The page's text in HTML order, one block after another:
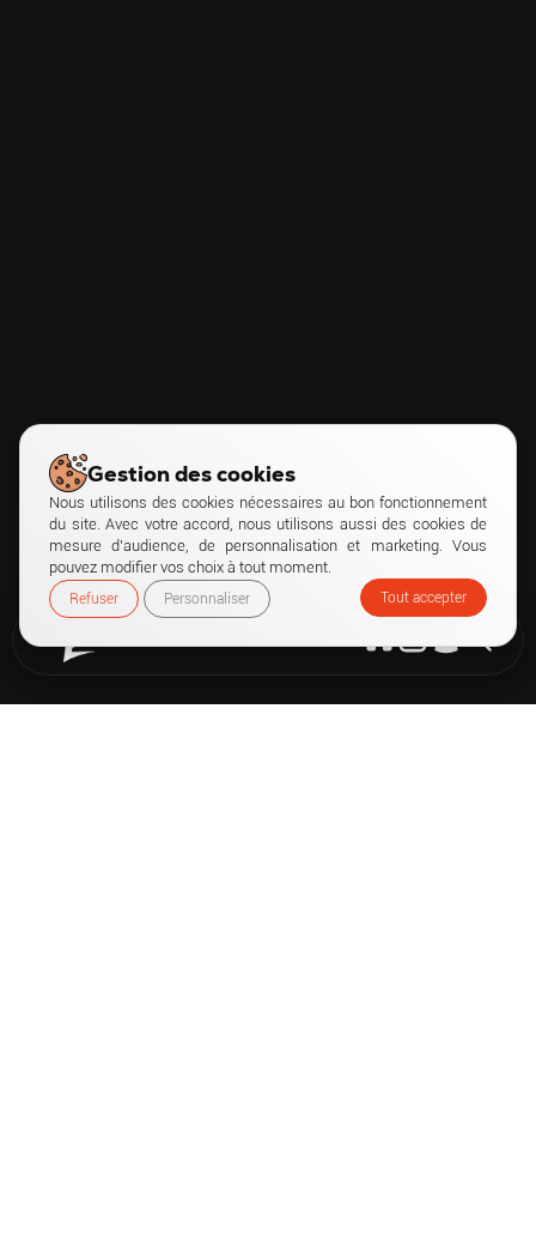
Gestion des cookies
Nous utilisons des cookies nécessaires au bon fonctionnement
du site. Avec votre accord, nous utilisons aussi des cookies de
mesure d’audience, de personnalisation et marketing. Vous
pouvez modifier vos choix à tout moment.
Refuser Personnaliser Tout accepter